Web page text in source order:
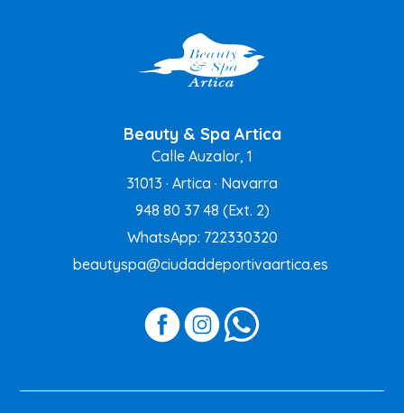
Beauty & Spa Artica
Calle Auzalor, 1
31013 · Artica · Navarra
948 80 37 48 (Ext. 2)
WhatsApp: 722330320
beautyspa@ciudaddeportivaartica.es